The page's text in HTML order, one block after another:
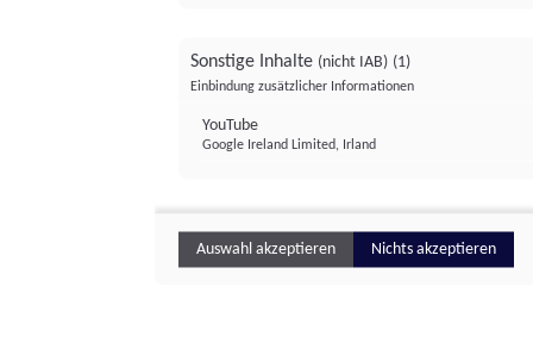
Sonstige Inhalte (nicht IAB) (1)
Einbindung zusätzlicher Informationen
YouTube
Google Ireland Limited, Irland
Auswahl akzeptieren Nichts akzeptieren